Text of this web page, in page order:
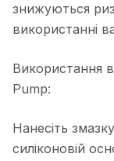
знижуються
використанні
Використання
Pump:
Нанесіть
силіконовій